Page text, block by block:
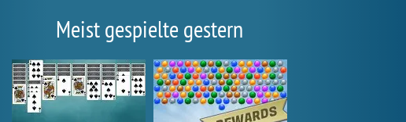
Meist gespielte gestern